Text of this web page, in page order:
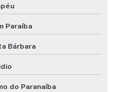
Paraíba
Bárbara
do Paranaíba